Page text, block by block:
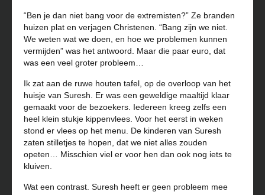
“Ben je dan niet bang voor de extremisten?” Ze branden
huizen plat en verjagen Christenen. “Bang zijn we niet.
We weten wat we doen, en hoe we problemen kunnen
vermijden” was het antwoord. Maar die paar euro, dat
was een veel groter probleem…
Ik zat aan de ruwe houten tafel, op de overloop van het
huisje van Suresh. Er was een geweldige maaltijd klaar
gemaakt voor de bezoekers. Iedereen kreeg zelfs een
heel klein stukje kippenvlees. Voor het eerst in weken
stond er vlees op het menu. De kinderen van Suresh
zaten stilletjes te hopen, dat we niet alles zouden
opeten… Misschien viel er voor hen dan ook nog iets te
kluiven.
Wat een contrast. Suresh heeft er geen probleem mee